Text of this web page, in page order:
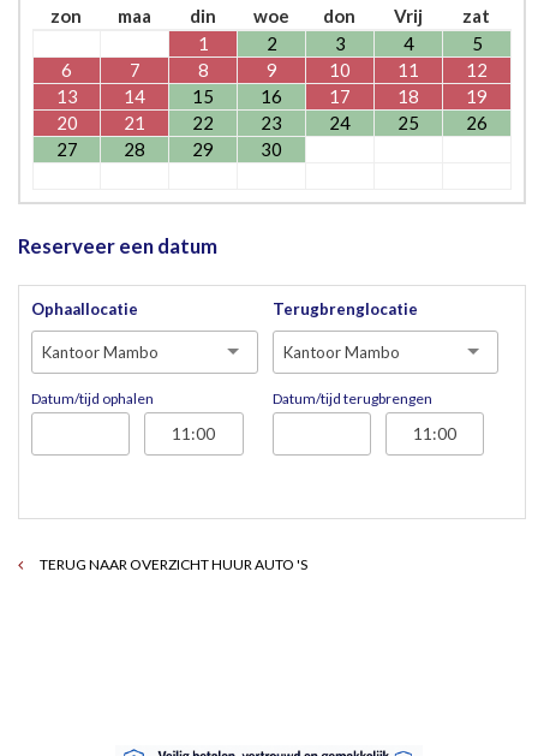
zon
maa din woe don Vrij
zat
1
2 3 4
5
6
7 8 9 10 11
12
13
14 15 16 17 18
19
20
21 22 23 24 25
26
27
28 29 30
Reserveer een datum
Ophaallocatie
Kantoor Mambo
Datum/tijd ophalen
Terugbrenglocatie
Kantoor Mambo
Datum/tijd terugbrengen
TERUG NAAR OVERZICHT HUUR AUTO 'S